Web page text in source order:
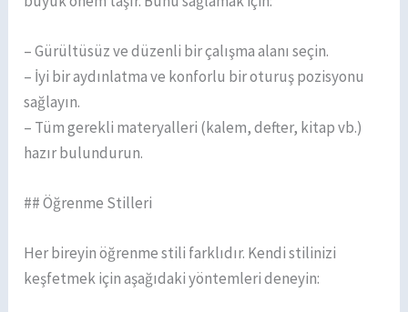
– Gürültüsüz ve düzenli bir çalışma alanı seçin.
– İyi bir aydınlatma ve konforlu bir oturuş pozisyonu
sağlayın.
– Tüm gerekli materyalleri (kalem, defter, kitap vb.)
hazır bulundurun.
## Öğrenme Stilleri
Her bireyin öğrenme stili farklıdır. Kendi stilinizi
keşfetmek için aşağıdaki yöntemleri deneyin: